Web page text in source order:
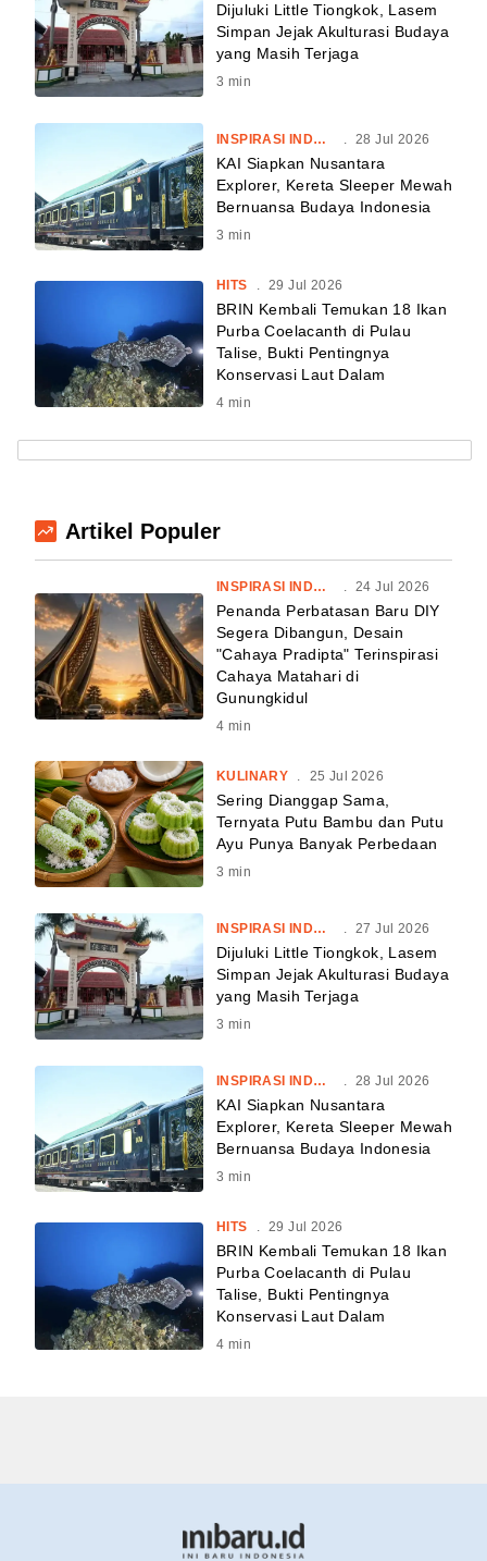
Dijuluki Little Tiongkok, Lasem
Simpan Jejak Akulturasi Budaya
yang Masih Terjaga
3 min
INSPIRASI INDONESIA 28 Jul 2026
KAI Siapkan Nusantara
Explorer, Kereta Sleeper Mewah
Bernuansa Budaya Indonesia
3 min
HITS 29 Jul 2026
BRIN Kembali Temukan 18 Ikan
Purba Coelacanth di Pulau
Talise, Bukti Pentingnya
Konservasi Laut Dalam
4 min
Artikel Populer
INSPIRASI INDONESIA 24 Jul 2026
Penanda Perbatasan Baru DIY
Segera Dibangun, Desain
"Cahaya Pradipta" Terinspirasi
Cahaya Matahari di
Gunungkidul
4 min
KULINARY 25 Jul 2026
Sering Dianggap Sama,
Ternyata Putu Bambu dan Putu
Ayu Punya Banyak Perbedaan
3 min
INSPIRASI INDONESIA . 27 Jul 2026
Dijuluki Little Tiongkok, Lasem
Simpan Jejak Akulturasi Budaya
yang Masih Terjaga
3 min
INSPIRASI INDONESIA . 28 Jul 2026
KAI Siapkan Nusantara
Explorer, Kereta Sleeper Mewah
Bernuansa Budaya Indonesia
3 min
HITS . 29 Jul 2026
BRIN Kembali Temukan 18 Ikan
Purba Coelacanth di Pulau
Talise, Bukti Pentingnya
Konservasi Laut Dalam
4 min